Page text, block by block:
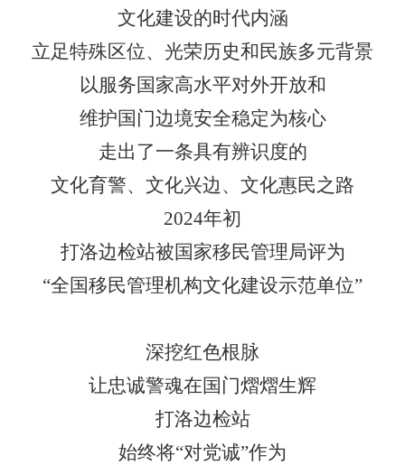
文化建设的时代内涵
立足特殊区位、光荣历史和民族多元背景
以服务国家高水平对外开放和
维护国门边境安全稳定为核心
走出了一条具有辨识度的
文化育警、文化兴边、文化惠民之路
2024年初
打洛边检站被国家移民管理局评为
“全国移民管理机构文化建设示范单位”
深挖红色根脉
让忠诚警魂在国门熠熠生辉
打洛边检站
始终将“对党诚”作为